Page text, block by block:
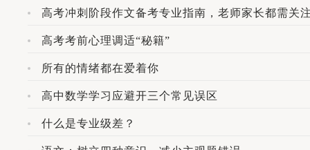
高考冲刺阶段作文备考专业指南，老师家长都需关
高考考前心理调适“秘籍”
所有的情绪都在爱着你
高中数学学习应避开三个常见误区
什么是专业级差？